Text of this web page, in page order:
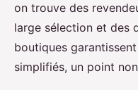
on trouve des
large sélection et des
boutiques
simplifiés, un point